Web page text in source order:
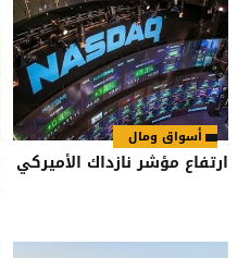
أسواق ومال
ارتفاع مؤشر نازداك الأميركي